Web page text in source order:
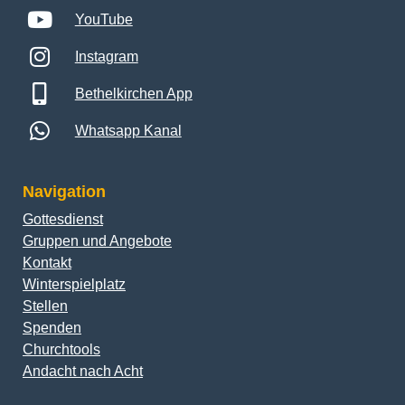
YouTube
Instagram
Bethelkirchen App
Whatsapp Kanal
Navigation
Gottesdienst
Gruppen und Angebote
Kontakt
Winterspielplatz
Stellen
Spenden
Churchtools
Andacht nach Acht